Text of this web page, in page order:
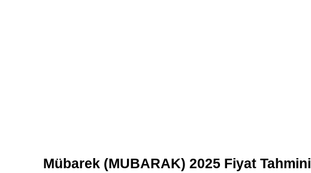
Mübarek (MUBARAK) 2025 Fiyat Tahmini